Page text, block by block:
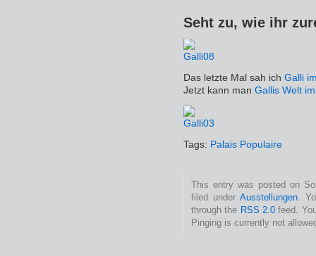
Seht zu, wie ihr
Das letzte Mal sah ich Galli
Jetzt kann man Gallis Welt
Tags: Palais Populaire
This entry was posted on
filed under Ausstellungen.
through the RSS 2.0 feed.
Pinging is currently not